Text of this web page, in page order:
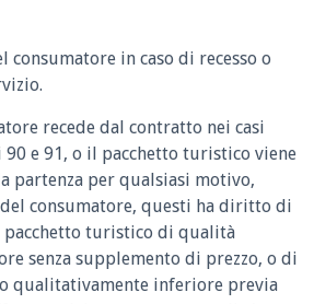
in caso di recesso o
recede dal contratto nei casi
e 91, o il pacchetto turistico viene
partenza per qualsiasi motivo,
consumatore, questi ha diritto di
turistico di qualità
senza supplemento di prezzo, o di
qualitativamente inferiore previa